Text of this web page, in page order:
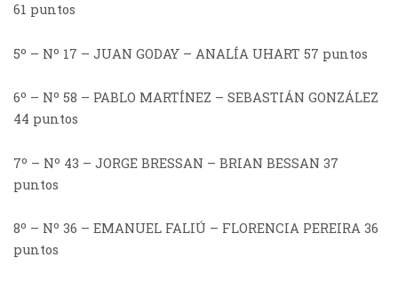
61 puntos
5º – Nº 17 – JUAN GODAY – ANALÍA UHART 57 puntos
6º – Nº 58 – PABLO MARTÍNEZ – SEBASTIÁN GONZÁLEZ
44 puntos
7º – Nº 43 – JORGE BRESSAN – BRIAN BESSAN 37
puntos
8º – Nº 36 – EMANUEL FALIÚ – FLORENCIA PEREIRA 36
puntos